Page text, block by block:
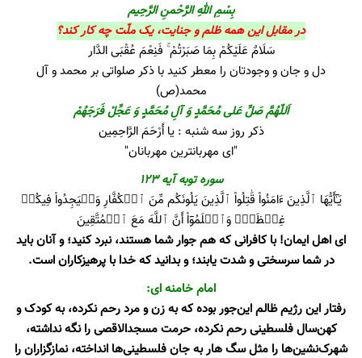
بِسْمِ اللهِ الرَّحْمنِ الرَّحِیم
در مقابل این همه ظلم و جنایت، یک ملّت چه کار کند؟
سَلَامٌ عَلَيْكُمْ بِمَا صَبَرْتُمْ ۚ فَنِعْمَ عُقْبَى الدَّار
دل و جان و وجودتان را معطر کنید با ذکر صلواتی بر محمد و آل
محمد(ص)
اَللّهُمَّ صَلِّ عَلی مُحَمَّدٍ وَ آلِ مُحَمَّدٍ وَ عَجِّلْ فَرَجَهُمْ
ذکر روز سه شنبه : یا أَرْحَمَ الرَّاحِمِین
"ای مهربانترین مهربانان"
سوره توبه آیه 123
يَـٰٓأَيُّهَا ٱلَّذِينَ ءَامَنُواْ قَٰتِلُواْ ٱلَّذِينَ يَلُونَكُم مِّنَ ٱلۡكُفَّارِ وَلۡيَجِدُواْ فِيكُمۡ
غِلۡظَةٗۚ وَٱعۡلَمُوٓاْ أَنَّ ٱللَّهَ مَعَ ٱلۡمُتَّقِينَ
اى اهل ايمان! با كافرانى كه هم جوار شما هستند، نبرد كنيد؛ و آنان بايد
در شما سرسختى و شدت يابند؛ و بدانيد كه خدا با پرهيزكاران است.
امام خامنه ای:
رفتار این رژیم ظالم این‌جور بوده که به زن و مرد رحم نکرده، به کودک و
کهن‌سال فلسطینی رحم نکرده، حرمت مسجدالاقصی را نگه نداشته،
شهرک‌نشین‌ها را مثل سگ هار به جان فلسطینی‌ها انداخته، نمازگزاران را